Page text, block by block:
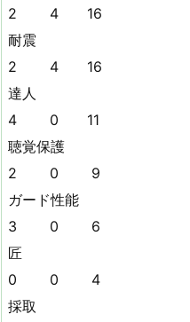
2 4 16
耐震
2 4 16
達人
4 0 11
聴覚保
2 0 9
ガード
3 0 6
匠 0
0 0 4
採取